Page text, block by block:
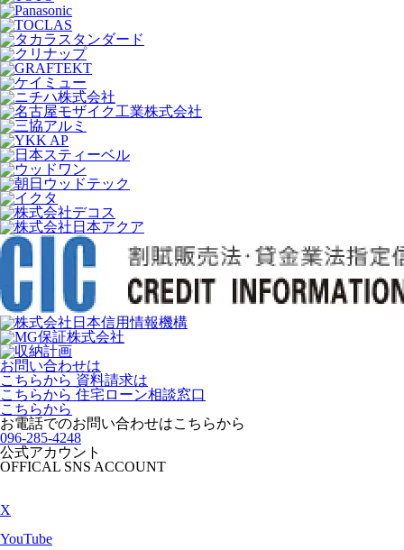
お問い合わせは
こちらから 資料請求は
こちらから 住宅ローン相談窓口
こちらから
お電話でのお問い合わせはこちらから
096-285-4248
公式アカウント
OFFICAL SNS ACCOUNT
X
YouTube